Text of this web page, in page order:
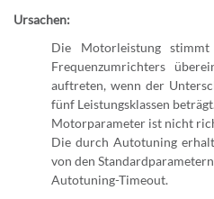
Ursachen:
Die Motorleistung
Frequenzumrichters
auftreten, wenn der
fünf Leistungsklassen
Motorparameter ist nicht
Die durch Autotuning
von den
Autotuning-Timeout.